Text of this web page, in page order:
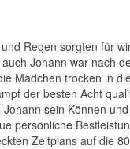
Regen sorgten für
Johann war nach
Mädchen trocken in
der besten Acht
sein Können
persönliche
Zeitplans auf die